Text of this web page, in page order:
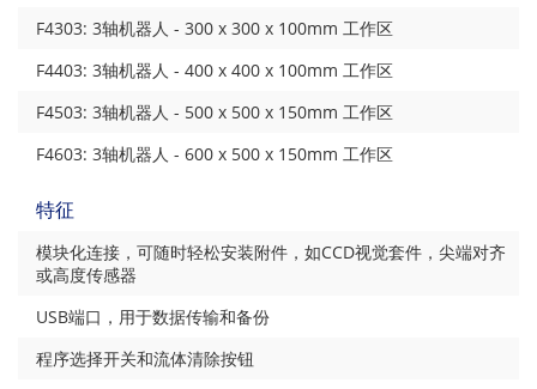
F4303: 3轴机器人 - 300 x 300 x 100mm 工作区
F4403: 3轴机器人 - 400 x 400 x 100mm 工作区
F4503: 3轴机器人 - 500 x 500 x 150mm 工作区
F4603: 3轴机器人 - 600 x 500 x 150mm 工作区
特征
模块化连接，可随时轻松安装附件，如CCD视觉套件，尖端对齐
或高度传感器
USB端口，用于数据传输和备份
程序选择开关和流体清除按钮